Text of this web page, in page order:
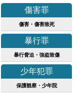
傷害罪
傷害・傷害致死
暴行罪
暴行脅迫・強盗致傷
少年犯罪
保護観察・少年院